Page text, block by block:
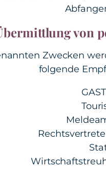
von
Zwecken
folgende